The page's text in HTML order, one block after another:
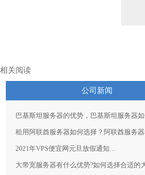
相关阅读
公司新闻
巴基斯坦服务器的优势，巴基斯坦服务器
租用阿联酋服务器如何选择？阿联酋服务
2021年VPS便宜网元旦放假通知...